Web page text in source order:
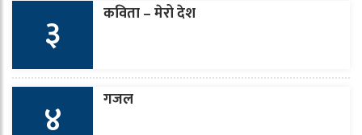
३ कविता – मेरो देश
४ गजल